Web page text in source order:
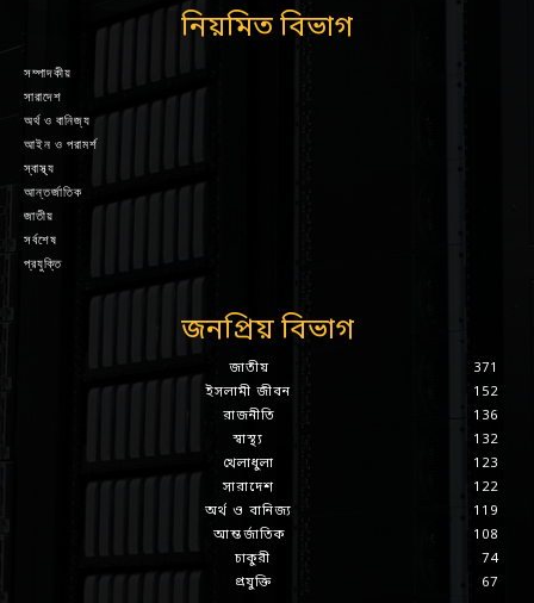
নিয়মিত বিভাগ
সম্পাদকীয়
সারাদেশ
অর্থ ও বানিজ্য
আইন ও পরামর্শ
স্বাস্থ্য
আন্তর্জাতিক
জাতীয়
সর্বশেষ
প্রযুক্তি
জনপ্রিয় বিভাগ
জাতীয়
371
ইসলামী জীবন
152
রাজনীতি
136
স্বাস্থ্য
132
খেলাধুলা
123
সারাদেশ
122
অর্থ ও বানিজ্য
119
আন্তর্জাতিক
108
চাকুরী
74
প্রযুক্তি
67